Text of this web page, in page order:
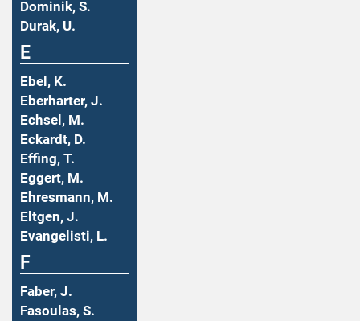
Dominik, S.
Durak, U.
E
Ebel, K.
Eberharter, J.
Echsel, M.
Eckardt, D.
Effing, T.
Eggert, M.
Ehresmann, M.
Eltgen, J.
Evangelisti, L.
F
Faber, J.
Fasoulas, S.